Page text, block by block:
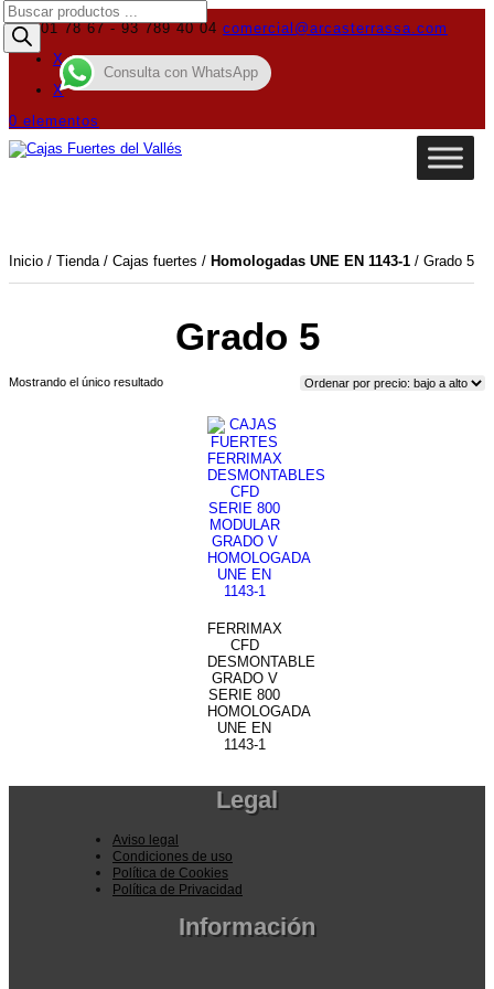
619 01 78 67 - 93 789 40 04 comercial@arcasterrassa.com
X
X
0 elementos
Búsqueda
de
productos
Inicio / Tienda/ Cajas fuertes / Homologadas UNE EN 1143-1 / Grado 5
Grado 5
Mostrando el único resultado
FERRIMAX
CFD
DESMONTABLE
GRADO V
SERIE 800
HOMOLOGADA
UNE EN
1143-1
Legal
Aviso legal
Condiciones de uso
Política de Cookies
Política de Privacidad
Información
Consulta con WhatsApp